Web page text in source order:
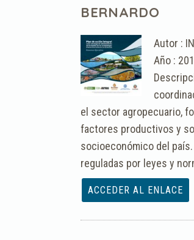
BERNARDO
Autor :
Año :
el sector agropecuario,
factores productivos y
socioeconómico del
reguladas por leyes y